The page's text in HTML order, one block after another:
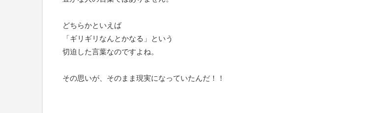
どちらかといえば
「ギリギリなんとかなる」という
切迫した言葉なのですよね。
その思いが、そのまま現実になっていたんだ！！